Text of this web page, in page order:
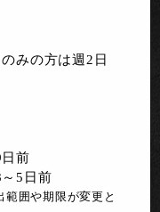
みの方は週2日
前
5日前
囲や期限が変更と